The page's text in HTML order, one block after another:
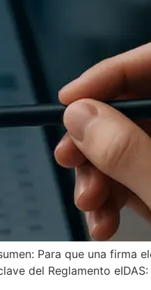
Para que una firma
del Reglamento